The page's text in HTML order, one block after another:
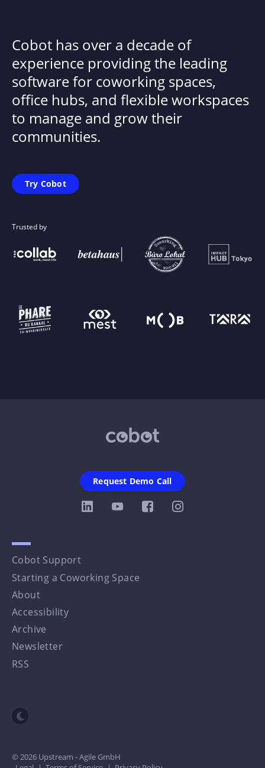
Cobot has over a decade of
experience providing the leading
software for coworking spaces,
office hubs, and flexible workspaces
to manage and grow their
communities.
Try Cobot
Trusted by
Cobot Support
Starting a Coworking Space
About
Accessibility
Archive
Newsletter
RSS
Request Demo Call
Toggle dark mode
© 2026 Upstream - Agile GmbH